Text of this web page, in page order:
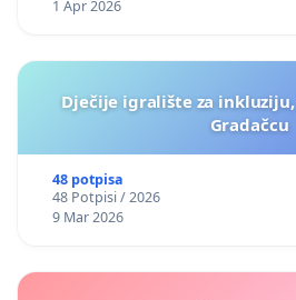
1 Apr 2026
Dječije igralište za inkluziju, igralište za sve u
Gradačcu
48 potpisa
48 Potpisi / 2026
9 Mar 2026